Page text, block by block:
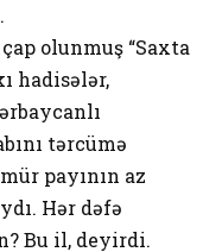
olunmuş “Saxta
hadisələr,
tərcümə
payının az
Hər dəfə
Bu il, deyirdi.